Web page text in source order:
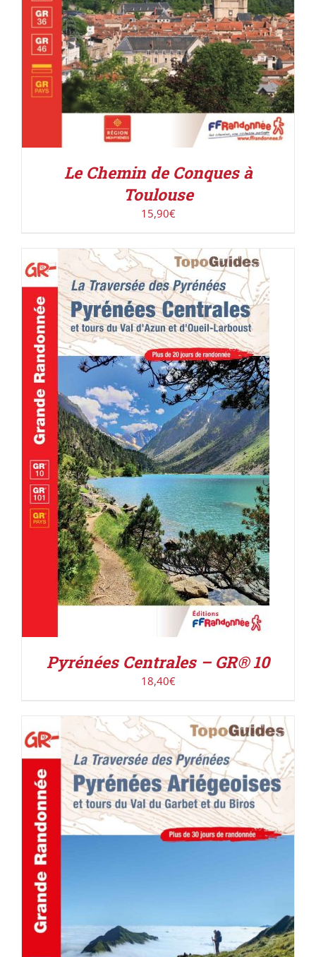
Le Chemin de Conques à
Toulouse
15,90€
AJOUTER AU PANIER / DÉTAILS
Pyrénées Centrales – GR® 10
18,40€
AJOUTER AU PANIER DÉTAILS